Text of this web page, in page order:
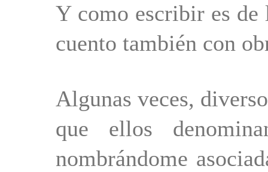
Y como escribir es de
cuento también con
Algunas veces,
que ellos
nombrándome